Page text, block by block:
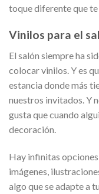
toque diferente que
Vinilos para el
El salón siempre ha
colocar vinilos. Y es
estancia donde más
nuestros invitados. Y
gusta que cuando
decoración.
Hay infinitas opciones
imágenes,
algo que se adapte a